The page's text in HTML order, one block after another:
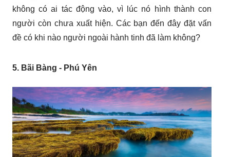
không có ai tác động vào, vì lúc nó hình thành con
người còn chưa xuất hiện. Các bạn đến đây đặt vấn
đề có khi nào người ngoài hành tinh đã làm không?
5. Bãi Bàng - Phú Yên